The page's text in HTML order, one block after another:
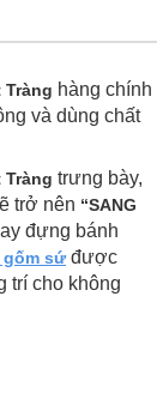
Tràng hàng chính
và dùng chất
Tràng trưng bày,
trở nên “SANG
đựng bánh
gốm sứđược
trí cho không